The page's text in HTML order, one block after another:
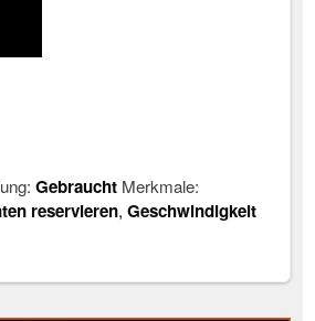
Gebraucht Merkmale:
reservieren,Geschwindigkeit